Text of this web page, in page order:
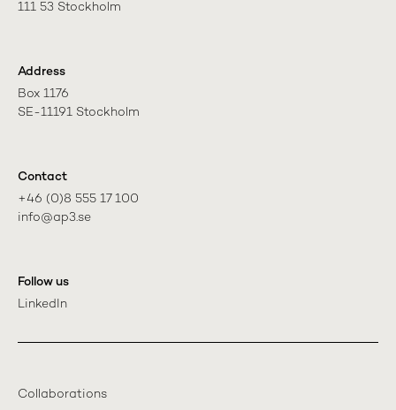
111 53 Stockholm
Address
Box 1176
SE-11191 Stockholm
Contact
+46 (0)8 555 17 100
info@ap3.se
Follow us
LinkedIn
Collaborations